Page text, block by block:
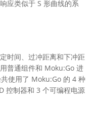
应类似于 S 形曲线的系
时间、过冲距离和下冲距
普通组件和 Moku:Go 进
使用了 Moku:Go 的 4 种
控制器和 3 个可编程电源